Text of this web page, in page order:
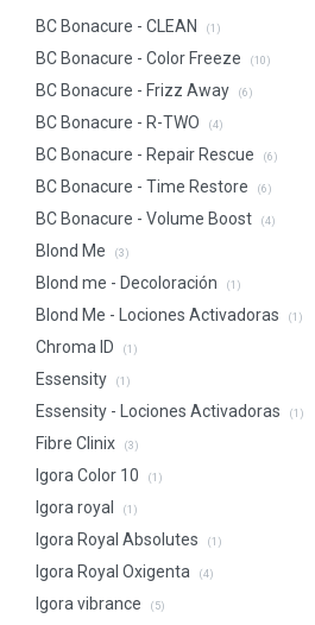
BC Bonacure - CLEAN (1)
BC Bonacure - Color Freeze (10)
BC Bonacure - Frizz Away (6)
BC Bonacure - R-TWO (4)
BC Bonacure - Repair Rescue (6)
BC Bonacure - Time Restore (6)
BC Bonacure - Volume Boost (4)
Blond Me (3)
Blond me - Decoloración (1)
Blond Me - Lociones Activadoras (1)
Chroma ID (1)
Essensity (1)
Essensity - Lociones Activadoras (1)
Fibre Clinix (3)
Igora Color 10 (1)
Igora royal (1)
Igora Royal Absolutes (1)
Igora Royal Oxigenta (4)
Igora vibrance (5)